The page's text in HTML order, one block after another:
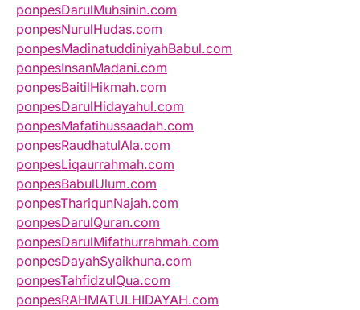
ponpesDarulMuhsinin.com
ponpesNurulHudas.com
ponpesMadinatuddiniyahBabul.com
ponpesInsanMadani.com
ponpesBaitilHikmah.com
ponpesDarulHidayahul.com
ponpesMafatihussaadah.com
ponpesRaudhatulAla.com
ponpesLiqaurrahmah.com
ponpesBabulUlum.com
ponpesThariqunNajah.com
ponpesDarulQuran.com
ponpesDarulMifathurrahmah.com
ponpesDayahSyaikhuna.com
ponpesTahfidzulQua.com
ponpesRAHMATULHIDAYAH.com